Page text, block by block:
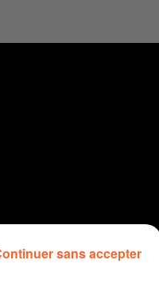
sans accepter